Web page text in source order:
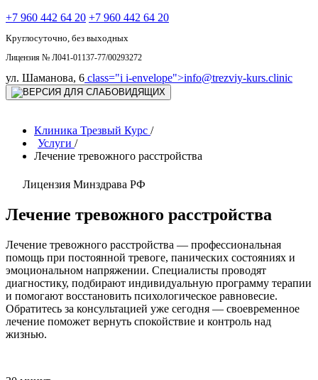
+7 960 442 64 20 +7 960 442 64 20
Круглосуточно, без выходных
Лицензия № Л041-01137-77/00293272
ул. Шаманова, 6 class="i i-envelope">info@trezviy-kurs.clinic
Клиника Трезвый Курс /
Услуги /
Лечение тревожного расстройства
Лицензия Минздрава РФ
Лечение тревожного расстройства
Лечение тревожного расстройства — профессиональная
помощь при постоянной тревоге, панических состояниях и
эмоциональном напряжении. Специалисты проводят
диагностику, подбирают индивидуальную программу терапии
и помогают восстановить психологическое равновесие.
Обратитесь за консультацией уже сегодня — своевременное
лечение поможет вернуть спокойствие и контроль над
жизнью.